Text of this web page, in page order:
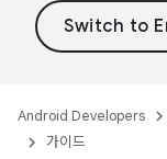
Android Developers
가이드